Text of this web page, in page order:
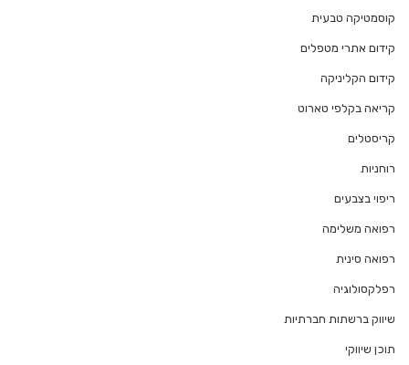
קוסמטיקה טבעית
קידום אתרי מטפלים
קידום הקליניקה
קריאה בקלפי טארוט
קריסטלים
רוחניות
ריפוי בצבעים
רפואה משלימה
רפואה סינית
רפלקסולוגיה
שיווק ברשתות חברתיות
תוכן שיווקי